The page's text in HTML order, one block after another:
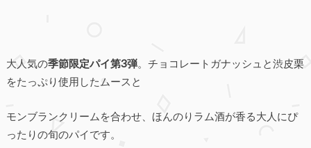
大人気の季節限定パイ第3弾。チョコレートガナッシュと渋皮栗
をたっぷり使用したムースと
モンブランクリームを合わせ、ほんのりラム酒が香る大人にぴ
ったりの旬のパイです。